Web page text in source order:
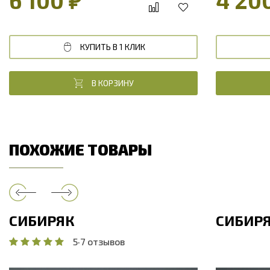
КУПИТЬ В 1 КЛИК
В КОРЗИНУ
ПОХОЖИЕ ТОВАРЫ
СИБИРЯК
5·7 отзывов